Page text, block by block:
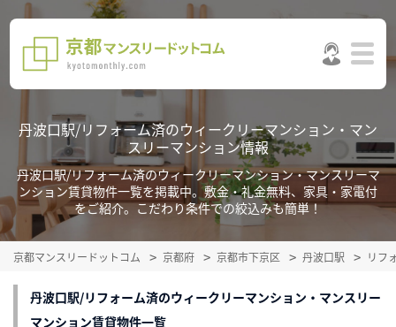
丹波口駅/リフォーム済のウィークリーマンション・マン
スリーマンション情報
丹波口駅/リフォーム済のウィークリーマンション・マンスリーマ
ンション賃貸物件一覧を掲載中。敷金・礼金無料、家具・家電付
をご紹介。こだわり条件での絞込みも簡単！
京都マンスリードットコム 京都府 京都市下京区 丹波口駅 リフ
丹波口駅/リフォーム済のウィークリーマンション・マンスリー
マンション賃貸物件一覧